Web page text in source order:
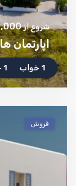
شروع از253,000 €
اپارتمان
1 خواب 1 حمام
فروش